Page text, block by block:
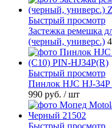
Быстрый просмотр
Застежка ремешка
(черный, универс.)
Быстрый просмотр
Пинлок HJC HJ-
990 руб. / шт